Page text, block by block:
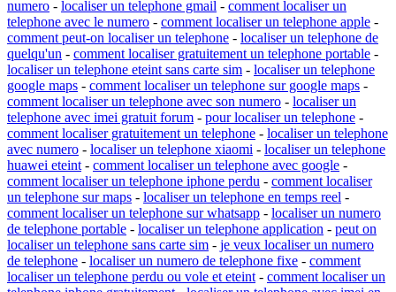
numero - localiser un telephone gmail - comment localiser un
telephone avec le numero - comment localiser un telephone apple -
comment peut-on localiser un telephone - localiser un telephone de
quelqu'un - comment localiser gratuitement un telephone portable -
localiser un telephone eteint sans carte sim - localiser un telephone
google maps - comment localiser un telephone sur google maps -
comment localiser un telephone avec son numero - localiser un
telephone avec imei gratuit forum - pour localiser un telephone -
comment localiser gratuitement un telephone - localiser un telephone
avec numero - localiser un telephone xiaomi - localiser un telephone
huawei eteint - comment localiser un telephone avec google -
comment localiser un telephone iphone perdu - comment localiser
un telephone sur maps - localiser un telephone en temps reel -
comment localiser un telephone sur whatsapp - localiser un numero
de telephone portable - localiser un telephone application - peut on
localiser un telephone sans carte sim - je veux localiser un numero
de telephone - localiser un numero de telephone fixe - comment
localiser un telephone perdu ou vole et eteint - comment localiser un